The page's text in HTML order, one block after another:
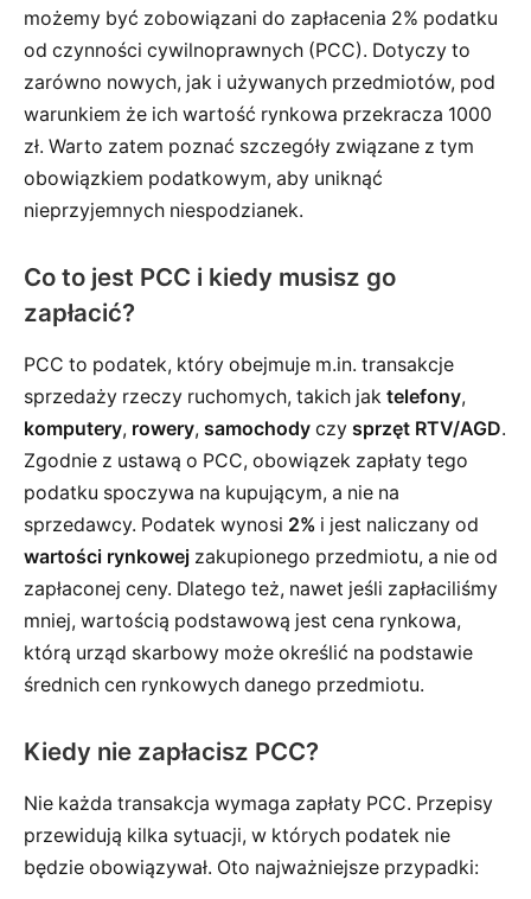
możemy być zobowiązani do zapłacenia 2% podatku
od czynności cywilnoprawnych (PCC). Dotyczy to
zarówno nowych, jak i używanych przedmiotów, pod
warunkiem że ich wartość rynkowa przekracza 1000
zł. Warto zatem poznać szczegóły związane z tym
obowiązkiem podatkowym, aby uniknąć
nieprzyjemnych niespodzianek.
Co to jest PCC i kiedy musisz go
zapłacić?
PCC to podatek, który obejmuje m.in. transakcje
sprzedaży rzeczy ruchomych, takich jak telefony,
komputery, rowery, samochody czy sprzęt RTV/AGD.
Zgodnie z ustawą o PCC, obowiązek zapłaty tego
podatku spoczywa na kupującym, a nie na
sprzedawcy. Podatek wynosi 2% i jest naliczany od
wartości rynkowej zakupionego przedmiotu, a nie od
zapłaconej ceny. Dlatego też, nawet jeśli zapłaciliśmy
mniej, wartością podstawową jest cena rynkowa,
którą urząd skarbowy może określić na podstawie
średnich cen rynkowych danego przedmiotu.
Kiedy nie zapłacisz PCC?
Nie każda transakcja wymaga zapłaty PCC. Przepisy
przewidują kilka sytuacji, w których podatek nie
będzie obowiązywał. Oto najważniejsze przypadki: